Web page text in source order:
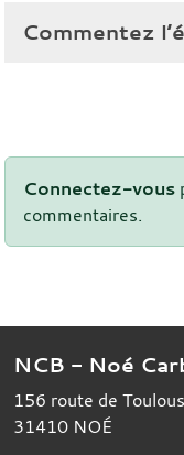
Commentez
Connectez-vous
commentaires.
NCB - Noé
156 route de
31410 NOÉ